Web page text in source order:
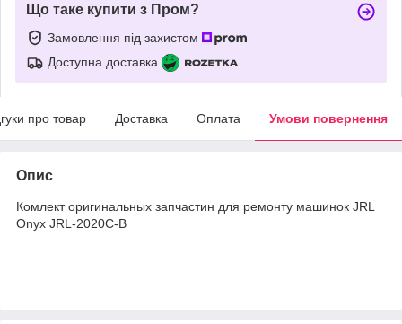
Що таке купити з Пром?
Замовлення під захистом
Доступна доставка
про товар Доставка Оплата Умови повернення
Опис
Комлект оригинальных запчастин для ремонту машинок JRL
Onyx JRL-2020C-B